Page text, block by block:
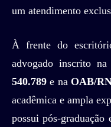
um atendimento
À frente do
advogado inscrito na
540.789e na OAB/
acadêmica e ampla
possui pós-